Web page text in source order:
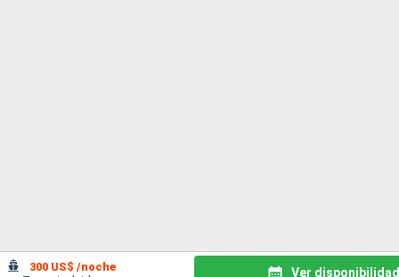
300 US$ /noche
Ver disponibilidad